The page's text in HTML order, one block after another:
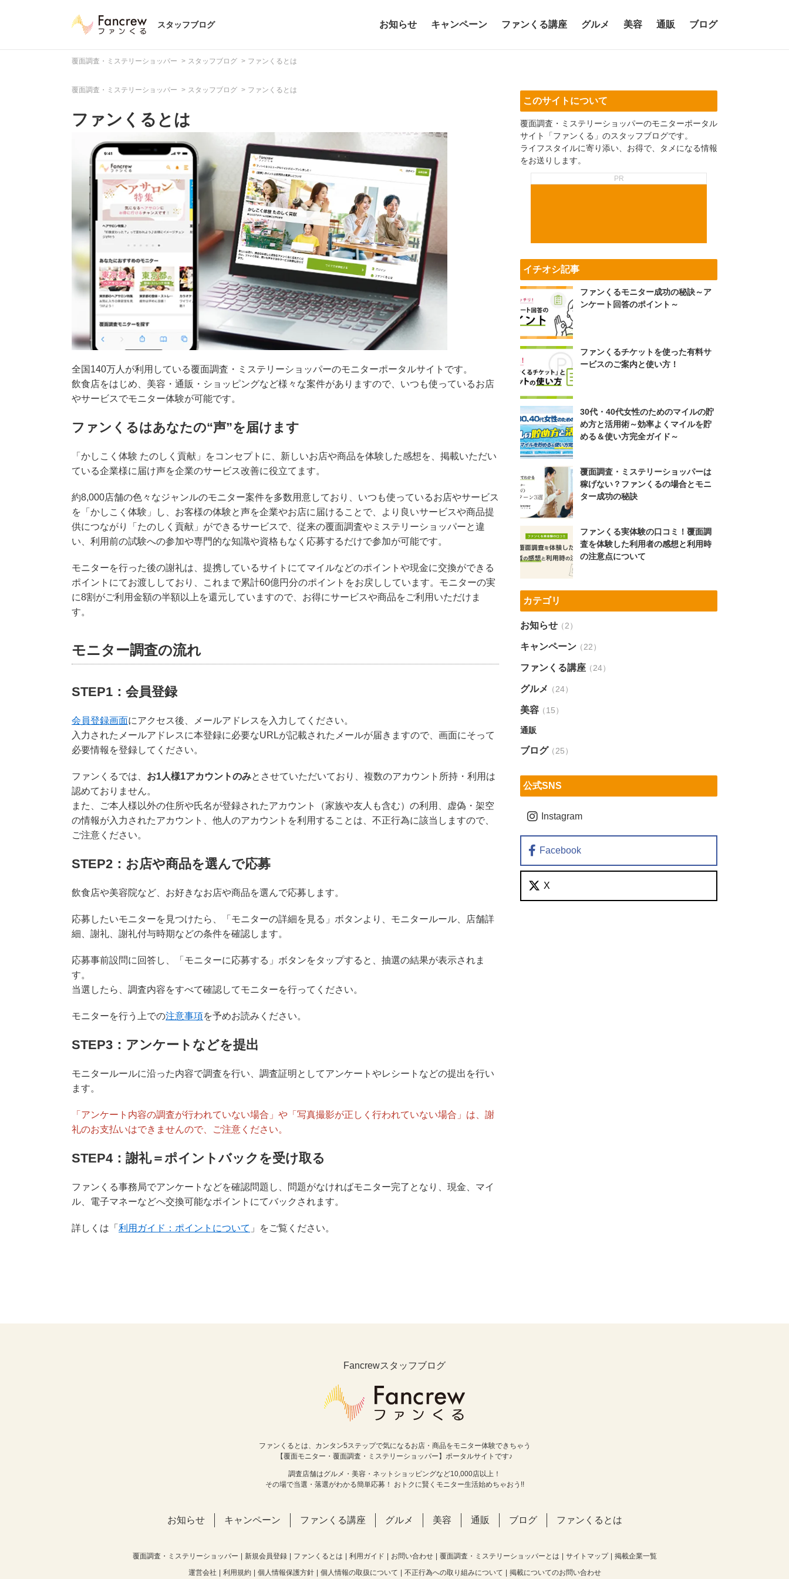
スタッフブログ お知らせ キャンペーン ファンくる講座 グルメ 美容 通販 ブログ
覆面調査・ミステリーショッパー スタッフブログ ファンくるとは
覆面調査・ミステリーショッパー スタッフブログ ファンくるとは
ファンくるとは
全国140万人が利用している覆面調査・ミステリーショッパーのモニターポータルサイトです。
飲食店をはじめ、美容・通販・ショッピングなど様々な案件がありますので、いつも使っているお店
やサービスでモニター体験が可能です。
ファンくるはあなたの“声”を届けます
「 かしこく体験 たのしく貢献」をコンセプトに、 新しいお店や商品を体験した感想を、掲載いただい
ている企業様に届け声を企業のサービス改善に役立てます。
約8,000店舗の色々なジャンルのモニター案件を多数用意しており、いつも使っているお店やサービス
を「かしこく体験」し、お客様の体験と声を企業やお店に届けることで、より良いサービスや商品提
供につながり「たのしく貢献」ができるサービスで、従来の覆面調査やミステリーショッパーと違
い、利用前の試験への参加や専門的な知識や資格もなく応募するだけで参加が可能です。
モニターを行った後の謝礼は、提携しているサイトにてマイルなどのポイントや現金に交換ができる
ポイントにてお渡ししており、これまで累計60億円分のポイントをお戻ししています。モニターの実
に8割がご利用金額の半額以上を還元していますので、お得にサービスや商品をご利用いただけま
す。
モニター調査の流れ
STEP1：会員登録
会員登録画面にアクセス後、メールアドレスを入力してください。
入力されたメールアドレスに本登録に必要なURLが記載されたメールが届きますので、画面にそって
必要情報を登録してください。
ファンくるでは、 お1人様1アカウントのみとさせていただいており、複数のアカウント所持・利用は
認めておりません。
また、ご本人様以外の住所や氏名が登録されたアカウント（家族や友人も含む）の利用、虚偽・架空
の情報が入力されたアカウント、他人のアカウントを利用することは、不正行為に該当しますので、
ご注意ください。
STEP2：お店や商品を選んで応募
飲食店や美容院など、お好きなお店や商品を選んで応募します。
応募したいモニターを見つけたら、「モニターの詳細を見る」ボタンより、モニタールール、店舗詳
細、謝礼、謝礼付与時期などの条件を確認します。
応募事前設問に回答し、「モニターに応募する」ボタンをタップすると、抽選の結果が表示されま
す。
当選したら、調査内容をすべて確認してモニターを行ってください。
モニターを行う上での注意事項を予めお読みください。
STEP3：アンケートなどを提出
モニタールールに沿った内容で調査を行い、調査証明としてアンケートやレシートなどの提出を行い
ます。
「アンケート内容の調査が行われていない場合」や「写真撮影が正しく行われていない場合」は、謝
礼のお支払いはできませんので、ご注意ください。
STEP4：謝礼＝ポイントバックを受け取る
ファンくる事務局でアンケートなどを確認問題し、問題がなければモニター完了となり、現金、マイ
ル、電子マネーなどへ交換可能なポイントにてバックされます。
詳しくは「 利用ガイド：ポイントについて 」をご覧ください。
このサイトについて
覆面調査・ミステリーショッパーのモニターポータル
サイト「ファンくる」のスタッフブログです。
ライフスタイルに寄り添い、お得で、タメになる情報
をお送りします。
PR
イチオシ記事
ファンくるモニター成功の秘訣～ア
ンケート回答のポイント～
ファンくるチケットを使った有料サ
ービスのご案内と使い方！
30代・40代女性のためのマイルの貯
め方と活用術～効率よくマイルを貯
める＆使い方完全ガイド～
覆面調査・ミステリーショッパーは
稼げない？ファンくるの場合とモニ
ター成功の秘訣
ファンくる実体験の口コミ！覆面調
査を体験した利用者の感想と利用時
の注意点について
カテゴリ
お知らせ（2）
キャンペーン（22）
ファンくる講座（24）
グルメ （24）
美容（15）
通販
ブログ（25）
公式SNS
Instagram
Facebook
X
Fancrewスタッフブログ
ファンくるとは、カンタン5ステップで気になるお店・商品をモニター体験できちゃう
【覆面モニター・覆面調査・ミステリーショッパー】ポータルサイトです♪
調査店舗はグルメ・美容・ネットショッピングなど10,000店以上！
その場で当選・落選がわかる簡単応募！ おトクに賢くモニター生活始めちゃおう!!
お知らせ キャンペーン ファンくる講座 グルメ 美容 通販 ブログ ファンくるとは
覆面調査・ミステリーショッパー 新規会員登録 ファンくるとは 利用ガイド お問い合わせ 覆面調査・ミステリーショッパーとは サイトマップ
掲載企業一覧
運営会社
利用規約 個人情報保護方針 個人情報の取扱について 不正行為への取り組みについて 掲載についてのお問い合わせ